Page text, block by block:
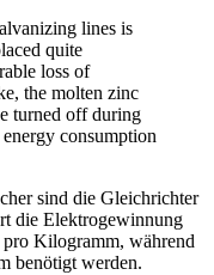
lines is
quite
loss of
the molten zinc
turned off during
consumption
sind die Gleichrichter
die Elektrogewinnung
Kilogramm, während
benötigt werden.